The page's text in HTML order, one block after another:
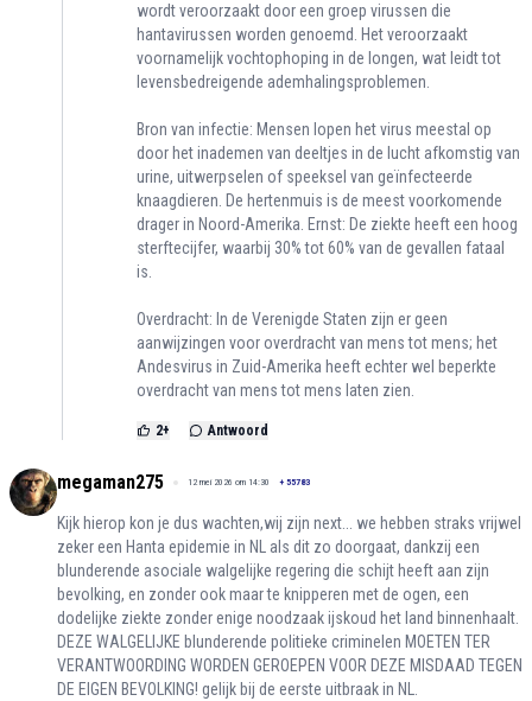
wordt veroorzaakt door een groep virussen die
hantavirussen worden genoemd. Het veroorzaakt
voornamelijk vochtophoping in de longen, wat leidt tot
levensbedreigende ademhalingsproblemen.
Bron van infectie: Mensen lopen het virus meestal op
door het inademen van deeltjes in de lucht afkomstig van
urine, uitwerpselen of speeksel van geïnfecteerde
knaagdieren. De hertenmuis is de meest voorkomende
drager in Noord-Amerika. Ernst: De ziekte heeft een hoog
sterftecijfer, waarbij 30% tot 60% van de gevallen fataal
is.
Overdracht: In de Verenigde Staten zijn er geen
aanwijzingen voor overdracht van mens tot mens; het
Andesvirus in Zuid-Amerika heeft echter wel beperkte
overdracht van mens tot mens laten zien.
2+ Antwoord
megaman275 12 mei 2026 om 14:30 + 55783
Kijk hierop kon je dus wachten,wij zijn next... we hebben straks vrijwel
zeker een Hanta epidemie in NL als dit zo doorgaat, dankzij een
blunderende asociale walgelijke regering die schijt heeft aan zijn
bevolking, en zonder ook maar te knipperen met de ogen, een
dodelijke ziekte zonder enige noodzaak ijskoud het land binnenhaalt.
DEZE WALGELIJKE blunderende politieke criminelen MOETEN TER
VERANTWOORDING WORDEN GEROEPEN VOOR DEZE MISDAAD TEGEN
DE EIGEN BEVOLKING! gelijk bij de eerste uitbraak in NL.